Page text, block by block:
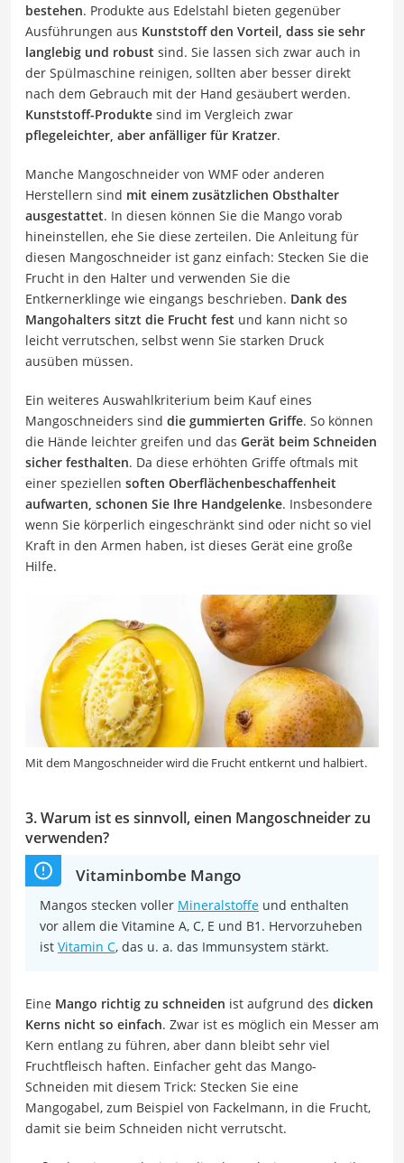
bestehen. Produkte aus Edelstahl bieten gegenüber
Ausführungen aus Kunststoff den Vorteil, dass sie sehr
langlebig und robust sind. Sie lassen sich zwar auch in
der Spülmaschine reinigen, sollten aber besser direkt
nach dem Gebrauch mit der Hand gesäubert werden.
Kunststoff-Produkte sind im Vergleich zwar
pflegeleichter, aber anfälliger für Kratzer.
Manche Mangoschneider von WMF oder anderen
Herstellern sind mit einem zusätzlichen Obsthalter
ausgestattet. In diesen können Sie die Mango vorab
hineinstellen, ehe Sie diese zerteilen. Die Anleitung für
diesen Mangoschneider ist ganz einfach: Stecken Sie die
Frucht in den Halter und verwenden Sie die
Entkernerklinge wie eingangs beschrieben. Dank des
Mangohalters sitzt die Frucht fest und kann nicht so
leicht verrutschen, selbst wenn Sie starken Druck
ausüben müssen.
Ein weiteres Auswahlkriterium beim Kauf eines
Mangoschneiders sind die gummierten Griffe. So können
die Hände leichter greifen und das Gerät beim Schneiden
sicher festhalten. Da diese erhöhten Griffe oftmals mit
einer speziellen soften Oberflächenbeschaffenheit
aufwarten, schonen Sie Ihre Handgelenke. Insbesondere
wenn Sie körperlich eingeschränkt sind oder nicht so viel
Kraft in den Armen haben, ist dieses Gerät eine große
Hilfe.
Mit dem Mangoschneider wird die Frucht entkernt und halbiert.
3. Warum ist es sinnvoll, einen Mangoschneider zu
verwenden?
Vitaminbombe Mango
Mangos stecken voller Mineralstoffe und enthalten
vor allem die Vitamine A, C, E und B1. Hervorzuheben
ist Vitamin C, das u. a. das Immunsystem stärkt.
Eine Mango richtig zu schneiden ist aufgrund des dicken
Kerns nicht so einfach. Zwar ist es möglich ein Messer am
Kern entlang zu führen, aber dann bleibt sehr viel
Fruchtfleisch haften. Einfacher geht das Mango-
Schneiden mit diesem Trick: Stecken Sie eine
Mangogabel, zum Beispiel von Fackelmann, in die Frucht,
damit sie beim Schneiden nicht verrutscht.